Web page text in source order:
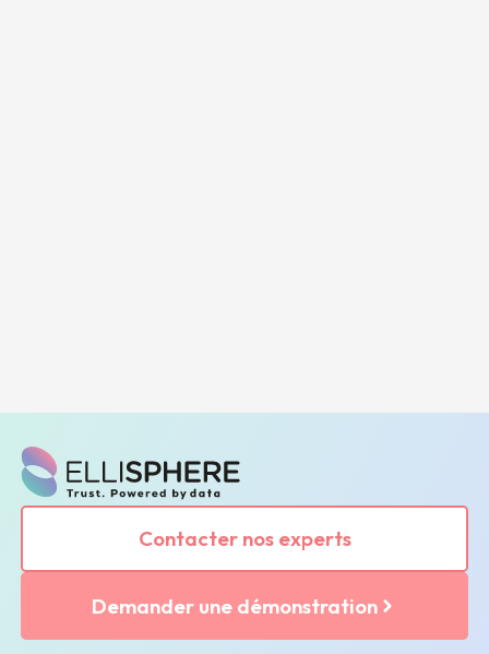
Contacter nos experts
Demander une démonstration